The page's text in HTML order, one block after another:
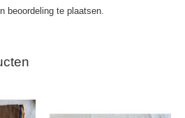
beoordeling te plaatsen.